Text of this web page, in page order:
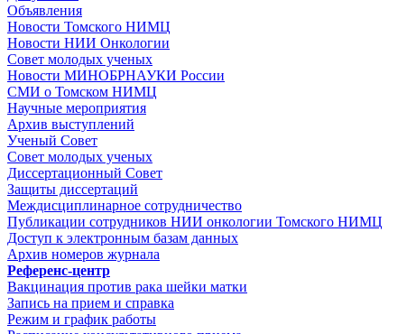
Объявления
Новости Томского НИМЦ
Новости НИИ Онкологии
Совет молодых ученых
Новости МИНОБРНАУКИ России
СМИ о Томском НИМЦ
Научные мероприятия
Архив выступлений
Ученый Совет
Совет молодых ученых
Диссертационный Совет
Защиты диссертаций
Междисциплинарное сотрудничество
Публикации сотрудников НИИ онкологии Томского НИМЦ
Доступ к электронным базам данных
Архив номеров журнала
Референс-центр
Вакцинация против рака шейки матки
Запись на прием и справка
Режим и график работы